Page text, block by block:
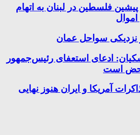
فلسطین در لبنان به اتهام
نزدیکی سواحل عمان
ادعای استعفای رئیس‌جمهور
است
آمریکا و ایران هنوز نهایی